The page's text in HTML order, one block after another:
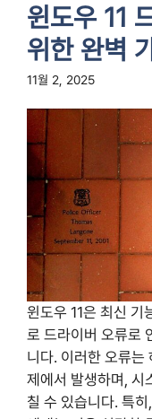
윈도우 11
위한 완벽
11월 2, 2025
윈도우 11은 최신 기
로 드라이버 오류로
니다. 이러한 오류는
제에서 발생하며, 시
칠 수 있습니다. 특